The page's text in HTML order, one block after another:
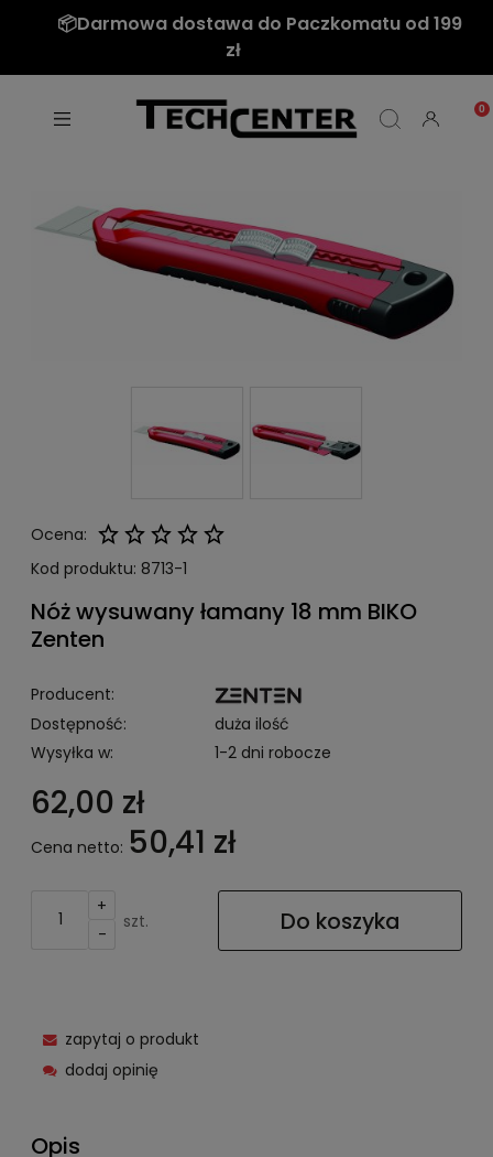
📦Darmowa dostawa do Paczkomatu od 199
zł
Ocena:
Kod produktu: 8713-1
Nóż wysuwany łamany 18 mm BIKO
Zenten
Producent:
Dostępność:
duża ilość
Wysyłka w:
1-2 dni robocze
62,00 zł
Cena netto: 50,41 zł
+
-
szt. Do koszyka
zapytaj o produkt
dodaj opinię
Opis